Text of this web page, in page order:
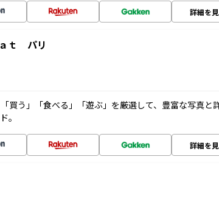
詳細を
ｔ パリ
買う」「食べる」「遊ぶ」を厳選して、豊富な写真と
。
詳細を